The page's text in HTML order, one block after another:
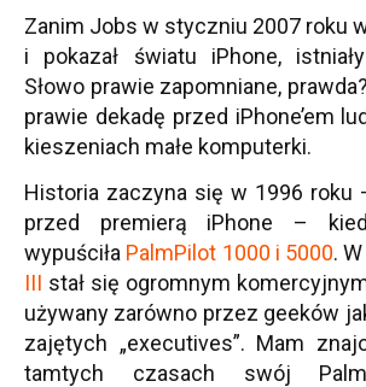
Zanim Jobs w styczniu 2007 roku
i pokazał światu iPhone,
Słowo prawie zapomniane,
prawie dekadę przed iPhone’em
kieszeniach małe komputerki.
Historia zaczyna się w 1996 roku
przed premierą iPhone –
wypuściła PalmPilot 1000 i 5000.
III stał się ogromnym
używany zarówno przez geeków
zajętych „executives”. Mam
tamtych czasach swój